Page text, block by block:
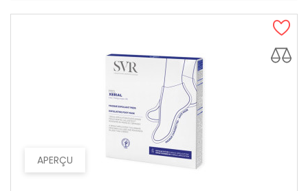
APERÇU